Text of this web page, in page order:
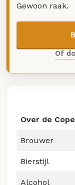
Gewoon raak.
Of
Over de
Brouwer
Bierstijl
Alcohol